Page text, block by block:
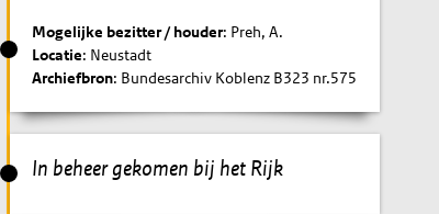
Mogelijke bezitter / houder: Preh, A.
Locatie: Neustadt
Archiefbron: Bundesarchiv Koblenz B323 nr.575
In beheer gekomen bij het Rijk